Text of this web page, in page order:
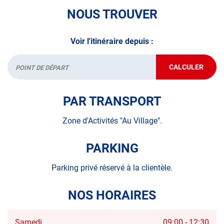
NOUS TROUVER
Voir l'itinéraire depuis :
Départ CALCULER
JUSQU'AU
POINT
PAR TRANSPORT
Zone d'Activités "Au Village".
PARKING
Parking privé réservé à la clientèle.
NOS HORAIRES
Horaires